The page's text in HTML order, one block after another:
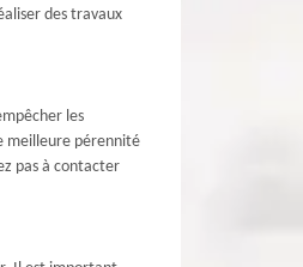
des travaux
les
meilleure pérennité
pas à contacter